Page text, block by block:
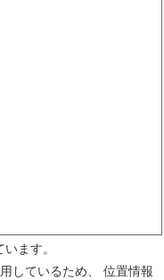
ます。
しているため、 位置情報